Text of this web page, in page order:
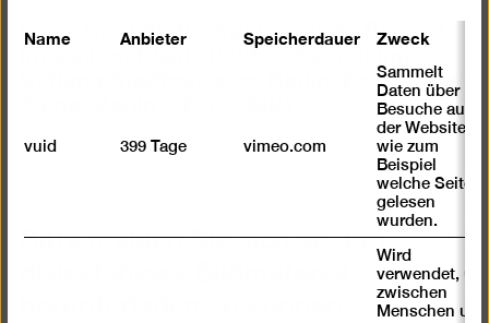
Lovis Corinth, Porträt Charlotte Berend
im weißen Kleid, 1902, © Sammlung
Stiftung Stadtmuseum Berlin, Foto: Oliver
Bitte melden Sie sich an, um
Name Anbieter Speicherdauer Zweck
vuid 399 Tage vimeo.com
Sammelt
Daten über
Besuche auf
der Website,
wie zum
Beispiel
welche Seiten
gelesen
wurden.
Wird
verwendet, um
zwischen
Menschen und